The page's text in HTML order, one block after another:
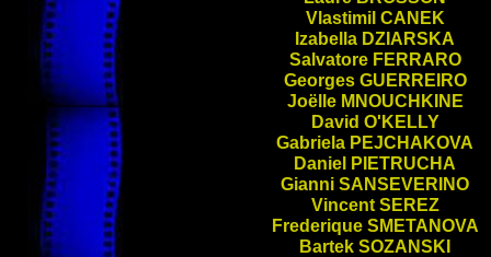
Vlastimil CANEK
Izabella DZIARSKA
Salvatore FERRARO
Georges GUERREIRO
Joëlle MNOUCHKINE
David O'KELLY
Gabriela PEJCHAKOVA
Daniel PIETRUCHA
Gianni SANSEVERINO
Vincent SEREZ
Frederique SMETANOVA
Bartek SOZANSKI